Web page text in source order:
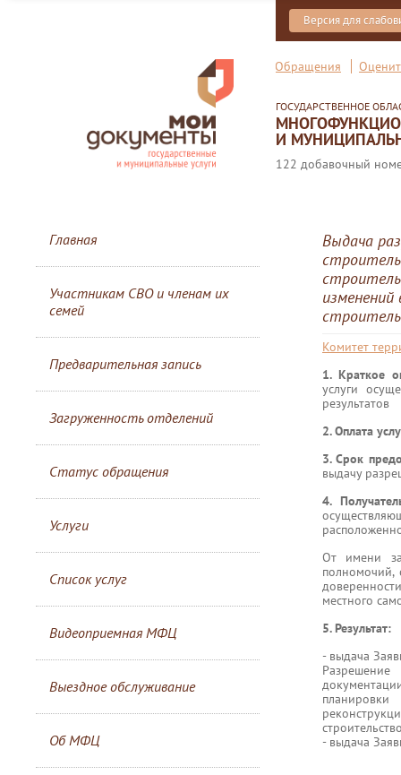
Версия для
Обращения
ГОСУДАРСТВЕННОЕ
И
122 добавочный
Главная
Участникам СВО и членам их
семей
Предварительная запись
Загруженность отделений
Статус обращения
Услуги
Список услуг
Видеоприемная МФЦ
Выездное обслуживание
Об МФЦ
Выдача
Комитет
1. Краткое
услуги
результатов
2. Оплата
3. Срок
выдачу
4.
От имени
полномочий,
местного
5. Результат:
- выдача
Разрешение
- выдача